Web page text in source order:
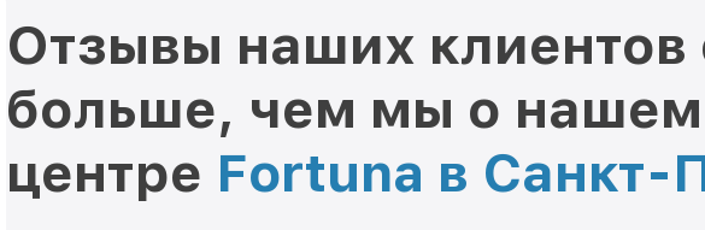
Отзывы наших клиентов
больше, чем мы о
центре Fortuna в Санкт-